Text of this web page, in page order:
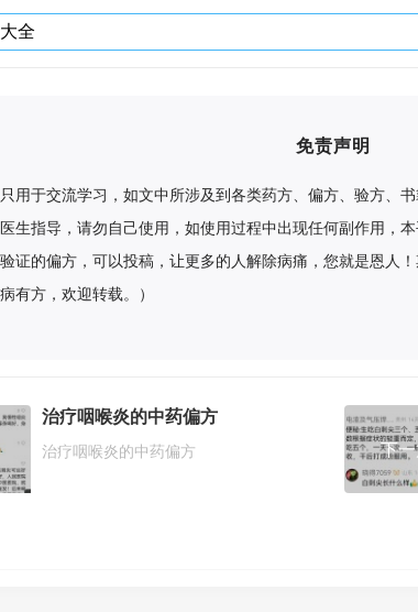
免责声明
用于交流学习，如文中所涉及到各类药方、偏方、验方、
生指导，请勿自己使用，如使用过程中出现任何副作用，
证的偏方，可以投稿，让更多的人解除病痛，您就是恩人
有方，欢迎转载。）
治疗咽喉炎的中药偏方
治疗咽喉炎的中药偏方 下